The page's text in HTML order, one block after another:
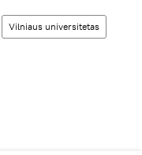
Vilniaus universitetas